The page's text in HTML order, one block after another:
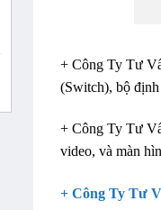
+ Công Ty Tư
(Switch), bộ
+ Công Ty Tư
video, và màn
+ Công Ty Tư